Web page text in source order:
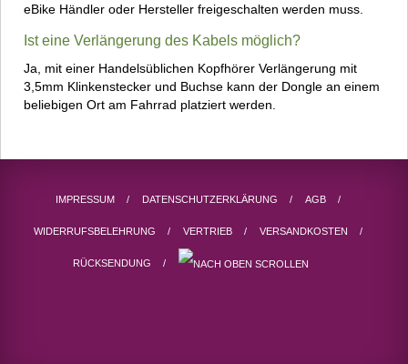
eBike Händler oder Hersteller freigeschalten werden muss.
Ist eine Verlängerung des Kabels möglich?
Ja, mit einer Handelsüblichen Kopfhörer Verlängerung mit
3,5mm Klinkenstecker und Buchse kann der Dongle an einem
beliebigen Ort am Fahrrad platziert werden.
IMPRESSUM DATENSCHUTZERKLÄRUNG AGB
WIDERRUFSBELEHRUNG VERTRIEB VERSANDKOSTEN
RÜCKSENDUNG